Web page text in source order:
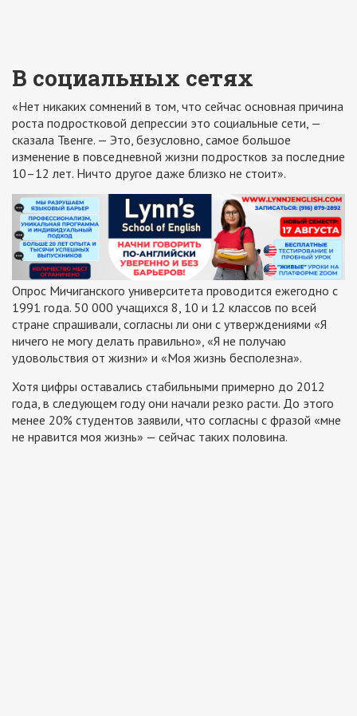
В социальных сетях
«Нет никаких сомнений в том, что сейчас основная причина
роста подростковой депрессии это социальные сети, —
сказала Твенге. — Это, безусловно, самое большое
изменение в повседневной жизни подростков за последние
10–12 лет. Ничто другое даже близко не стоит».
Опрос Мичиганского университета проводится ежегодно с
1991 года. 50 000 учащихся 8, 10 и 12 классов по всей
стране спрашивали, согласны ли они с утверждениями «Я
ничего не могу делать правильно», «Я не получаю
удовольствия от жизни» и «Моя жизнь бесполезна».
Хотя цифры оставались стабильными примерно до 2012
года, в следующем году они начали резко расти. До этого
менее 20% студентов заявили, что согласны с фразой «мне
не нравится моя жизнь» — сейчас таких половина.